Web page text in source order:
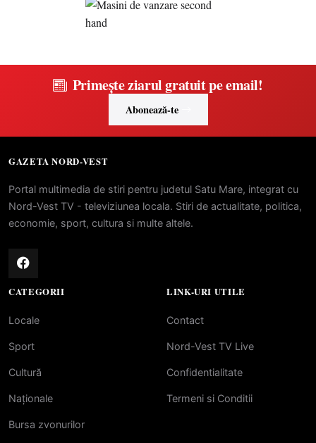
Primește ziarul gratuit pe email!
Abonează-te
GAZETA NORD-VEST
Portal multimedia de stiri pentru judetul Satu Mare, integrat cu
Nord-Vest TV - televiziunea locala. Stiri de actualitate, politica,
economie, sport, cultura si multe altele.
CATEGORII
Locale
Sport
Cultură
Naționale
Bursa zvonurilor
LINK-URI UTILE
Contact
Nord-Vest TV Live
Confidentialitate
Termeni si Conditii